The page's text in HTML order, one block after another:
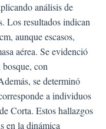
análisis de
Los resultados indican
aunque escasos,
aérea. Se evidenció
con
se determinó
a individuos
Corta. Estos hallazgos
en la dinámica